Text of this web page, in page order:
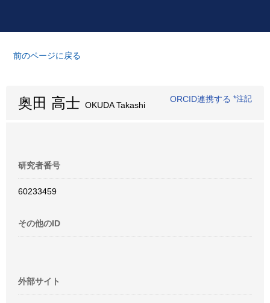
前のページに戻る
奥田 高士 OKUDA Takashi
ORCID連携する *注記
研究者番号
60233459
その他のID
外部サイト